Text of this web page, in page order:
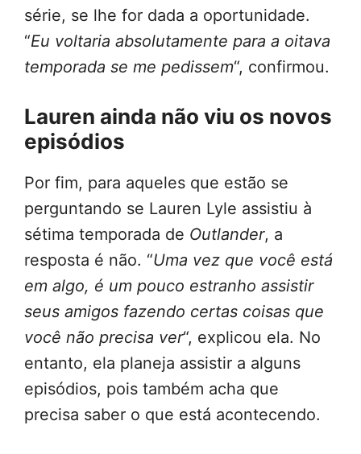
série, se lhe for dada a oportunidade.
“Eu voltaria absolutamente para a oitava
temporada se me pedissem“, confirmou.
Lauren ainda não viu os novos
episódios
Por fim, para aqueles que estão se
perguntando se Lauren Lyle assistiu à
sétima temporada de Outlander, a
resposta é não. “Uma vez que você está
em algo, é um pouco estranho assistir
seus amigos fazendo certas coisas que
você não precisa ver“, explicou ela. No
entanto, ela planeja assistir a alguns
episódios, pois também acha que
precisa saber o que está acontecendo.